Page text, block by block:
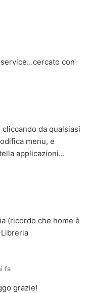
con
da qualsiasi
menu, e
applicazioni...
(ricordo che home è
fa
grazie!